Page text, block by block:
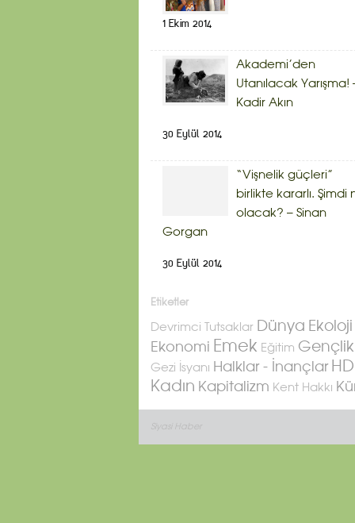
1 Ekim 2014
Akademi’den
Utanılacak Yarışma!
Kadir Akın
30 Eylül 2014
“Vişnelik güçleri”
birlikte kararlı. Şimdi
olacak? – Sinan
Gorgan
30 Eylül 2014
Etiketler
Devrimci Tutsaklar Dünya Ekoloji
Ekonomi Emek Eğitim Gençlik
Gezi İsyanı Halklar - İnançlar
Kadın Kapitalizm Kent Hakkı
Siyasi Haber